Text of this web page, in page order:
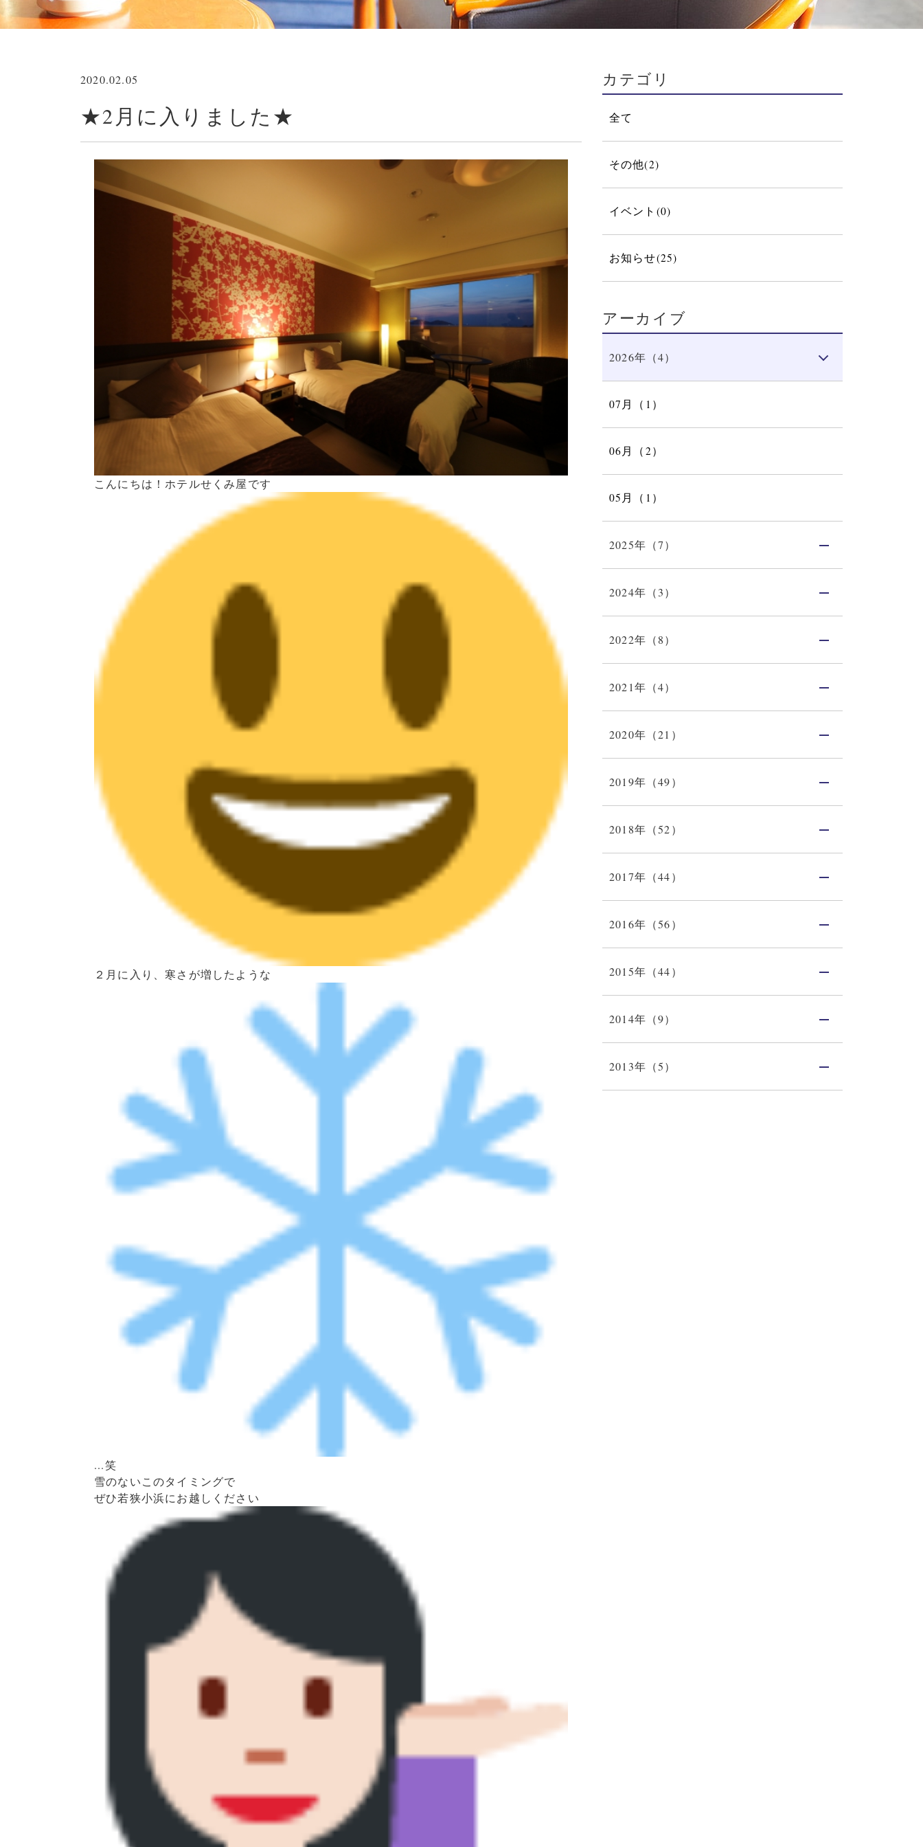
2020.02.05
★2月に入りました★
こんにちは！ホテルせくみ屋です
２月に入り、寒さが増したような
...笑
雪のないこのタイミングで
ぜひ若狭小浜にお越しください
カテゴリ
全て
その他(2)
イベント(0)
お知らせ(25)
アーカイブ
2026年（4）
07月（1）
06月（2）
05月（1）
2025年（7）
2024年（3）
2022年（8）
2021年（4）
2020年（21）
2019年（49）
2018年（52）
2017年（44）
2016年（56）
2015年（44）
2014年（9）
2013年（5）